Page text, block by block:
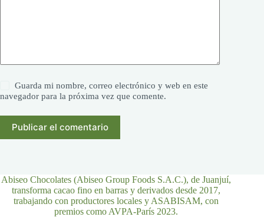
Guarda mi nombre, correo electrónico y web en este
navegador para la próxima vez que comente.
Publicar el comentario
Abiseo Chocolates (Abiseo Group Foods S.A.C.), de Juanjuí,
transforma cacao fino en barras y derivados desde 2017,
trabajando con productores locales y ASABISAM, con
premios como AVPA-París 2023.